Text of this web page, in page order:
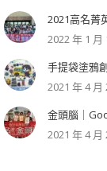
2021高名菁
2022 年 1 月
手提袋塗鴉
2021 年 4 月
金頭腦｜
2021 年 4 月